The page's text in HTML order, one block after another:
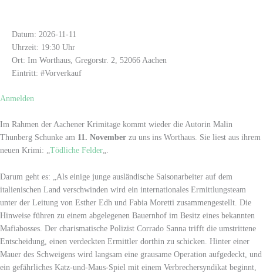
Datum: 2026-11-11
Uhrzeit: 19:30 Uhr
Ort: Im Worthaus, Gregorstr. 2, 52066 Aachen
Eintritt: #Vorverkauf
Anmelden
Im Rahmen der Aachener Krimitage kommt wieder die Autorin Malin
Thunberg Schunke am 11. November zu uns ins Worthaus. Sie liest aus ihrem
neuen Krimi: „ Tödliche Felder
Darum geht es: „Als einige junge ausländische Saisonarbeiter auf dem
italienischen Land verschwinden wird ein internationales Ermittlungsteam
unter der Leitung von Esther Edh und Fabia Moretti zusammengestellt. Die
Hinweise führen zu einem abgelegenen Bauernhof im Besitz eines bekannten
Mafiabosses. Der charismatische Polizist Corrado Sanna trifft die umstrittene
Entscheidung, einen verdeckten Ermittler dorthin zu schicken. Hinter einer
Mauer des Schweigens wird langsam eine grausame Operation aufgedeckt, und
ein gefährliches Katz-und-Maus-Spiel mit einem Verbrechersyndikat beginnt,